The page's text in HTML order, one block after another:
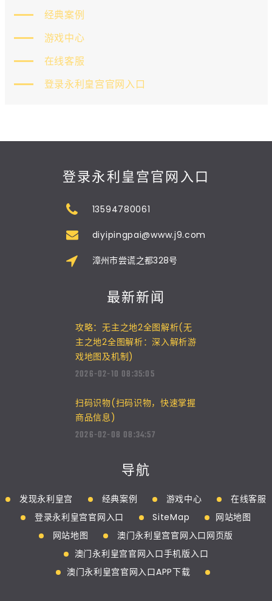
经典案例
游戏中心
在线客服
登录永利皇宫官网入口
登录永利皇宫官网入口
13594780061
diyipingpai@www.j9.com
漳州市尝谎之都328号
最新新闻
攻略：无主之地2全图解析(无
主之地2全图解析：深入解析游
戏地图及机制)
2026-02-10 08:35:05
扫码识物(扫码识物，快速掌握
商品信息)
2026-02-08 08:34:57
导航
发现永利皇宫 经典案例 游戏中心
在线客服
登录永利皇宫官网入口
SiteMap
网站地图
网站地图
澳门永利皇宫官网入口网页版
澳门永利皇宫官网入口手机版入口
澳门永利皇宫官网入口APP下载